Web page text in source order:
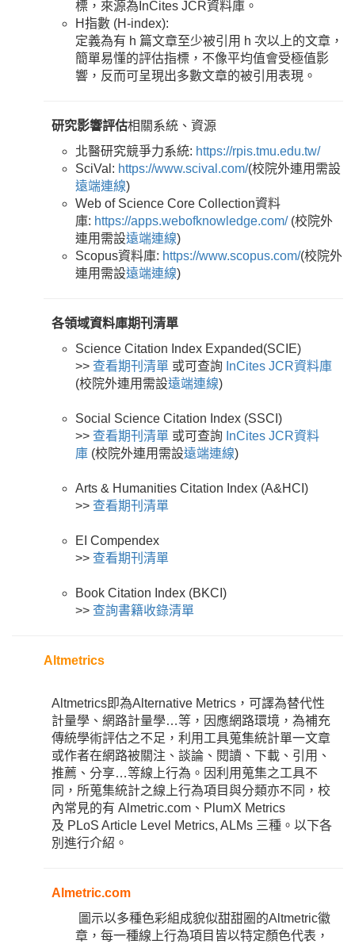
標，來源為InCites JCR資料庫。
H指數 (H-index):
定義為有 h 篇文章至少被引用 h 次以上的文章，
簡單易懂的評估指標，不像平均值會受極值影
響，反而可呈現出多數文章的被引用表現。
研究影響評估相關系統、資源
北醫研究競爭力系統: https://rpis.tmu.edu.tw/
SciVal: https://www.scival.com/(校院外連用需設
遠端連線)
Web of Science Core Collection資料
庫: https://apps.webofknowledge.com/(校院外
連用需設遠端連線)
Scopus資料庫: https://www.scopus.com/(校院外
連用需設遠端連線)
各領域資料庫期刊清單
Science Citation Index Expanded(SCIE)
>> 查看期刊清單 或可查詢 InCites JCR資料庫
(校院外連用需設遠端連線)
Social Science Citation Index (SSCI)
>> 查看期刊清單 或可查詢 InCites JCR資料
庫 (校院外連用需設遠端連線)
Arts & Humanities Citation Index (A&HCI)
>> 查看期刊清單
EI Compendex
>> 查看期刊清單
Book Citation Index (BKCI)
>> 查詢書籍收錄清單
Altmetrics
Altmetrics即為Alternative Metrics，可譯為替代性
計量學、網路計量學…等，因應網路環境，為補充
傳統學術評估之不足，利用工具蒐集統計單一文章
或作者在網路被關注、談論、閱讀、下載、引用、
推薦、分享…等線上行為。因利用蒐集之工具不
同，所蒐集統計之線上行為項目與分類亦不同，校
內常見的有 Almetric.com、 PlumX Metrics
及 PLoS Article Level Metrics, ALMs 三種。以下各
別進行介紹。
Almetric.com
圖示以多種色彩組成貌似甜甜圈的Altmetric徽
章，每一種線上行為項目皆以特定顏色代表，